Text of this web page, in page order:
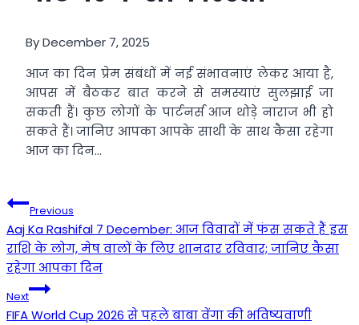
ByDecember 7, 2025
आज का दिन प्रेम संबंधों में नई संभावनाएं लेकर आया है,
आपस में बैठकर बात करने से समस्याएं सुलझाई जा
सकती हैं। कुछ लोगों के पार्टनर्स आज थोड़े नाराज भी हो
सकते हैं। जानिए आपका आपके साथी के साथ कैसा रहेगा
आज का दिन…
Post
navigation
Previous
Aaj Ka Rashifal 7 December: आज विवादों में फंस सकते हैं इस
राशि के लोग, मेष वालों के लिए शानदार रविवार; जानिए कैसा
रहेगा आपका दिन
Next
FIFA World Cup 2026 से पहले बाबा वेंगा की भविष्यवाणी